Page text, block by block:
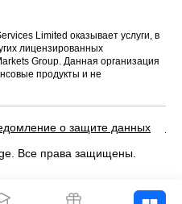
Limited оказывает услуги, в
лицензированных
Group. Данная организация
продукты и не
о защите данных
Все права защищены.